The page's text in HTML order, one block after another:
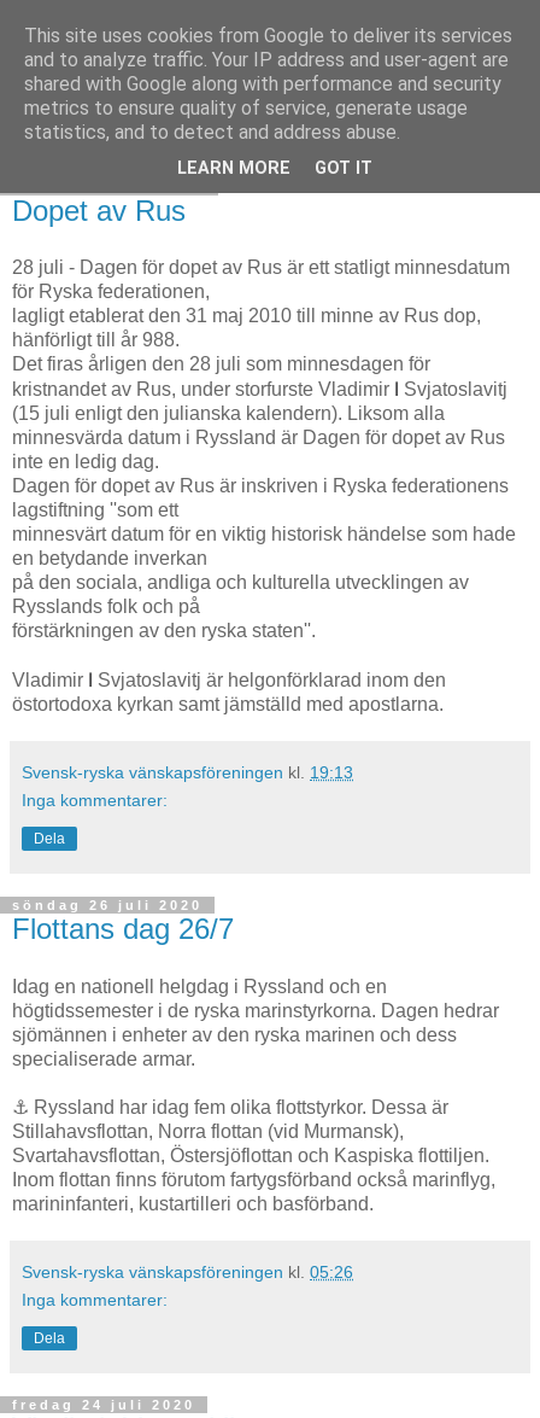
Dopet av Rus
28 juli - Dagen för dopet av Rus är ett statligt minnesdatum
för Ryska federationen,
lagligt etablerat den 31 maj 2010 till minne av Rus dop,
hänförligt till år 988.
Det firas årligen den 28 juli som minnesdagen för
kristnandet av Rus, under storfurste Vladimir I Svjatoslavitj
(15 juli enligt den julianska kalendern). Liksom alla
minnesvärda datum i Ryssland är Dagen för dopet av Rus
inte en ledig dag.
Dagen för dopet av Rus är inskriven i Ryska federationens
lagstiftning ''som ett
minnesvärt datum för en viktig historisk händelse som hade
en betydande inverkan
på den sociala, andliga och kulturella utvecklingen av
Rysslands folk och på
förstärkningen av den ryska staten''.
Vladimir I Svjatoslavitj är helgonförklarad inom den
östortodoxa kyrkan samt jämställd med apostlarna.
Svensk-ryska vänskapsföreningen kl. 19:13
Inga kommentarer:
Dela
söndag 26 juli 2020
Flottans dag 26/7
Idag en nationell helgdag i Ryssland och en
högtidssemester i de ryska marinstyrkorna. Dagen hedrar
sjömännen i enheter av den ryska marinen och dess
specialiserade armar.
⚓ Ryssland har idag fem olika flottstyrkor. Dessa är
Stillahavsflottan, Norra flottan (vid Murmansk),
Svartahavsflottan, Östersjöflottan och Kaspiska flottiljen.
Inom flottan finns förutom fartygsförband också marinflyg,
marininfanteri, kustartilleri och basförband.
Svensk-ryska vänskapsföreningen kl. 05:26
Inga kommentarer:
Dela
fredag 24 juli 2020
This site uses cookies from Google to deliver its services
and to analyze traffic. Your IP address and user-agent are
shared with Google along with performance and security
metrics to ensure quality of service, generate usage
statistics, and to detect and address abuse.
LEARN MORE GOT IT